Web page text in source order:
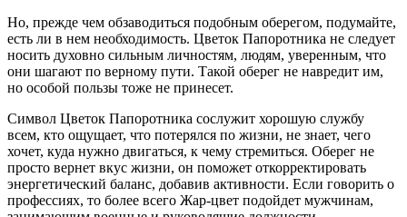
Но, прежде чем обзаводиться подобным оберегом, подумайте,
есть ли в нем необходимость. Цветок Папоротника не следует
носить духовно сильным личностям, людям, уверенным, что
они шагают по верному пути. Такой оберег не навредит им,
но особой пользы тоже не принесет.
Символ Цветок Папоротника сослужит хорошую службу
всем, кто ощущает, что потерялся по жизни, не знает, чего
хочет, куда нужно двигаться, к чему стремиться. Оберег не
просто вернет вкус жизни, он поможет откорректировать
энергетический баланс, добавив активности. Если говорить о
профессиях, то более всего Жар-цвет подойдет мужчинам,